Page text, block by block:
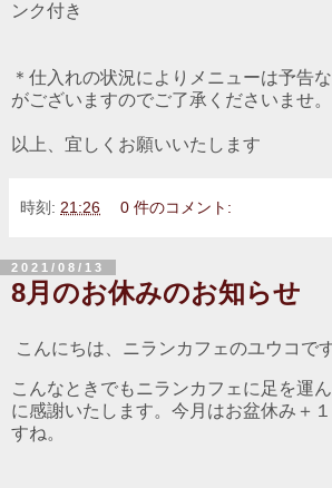
ンク付き
＊仕入れの状況によりメニューは予告
がございますのでご了承くださいませ。
以上、宜しくお願いいたします
時刻: 21:26 0 件のコメント:
2021/08/13
8月のお休みのお知らせ
こんにちは、ニランカフェのユウコです
こんなときでもニランカフェに足を運
に感謝いたします。今月はお盆休み＋
すね。